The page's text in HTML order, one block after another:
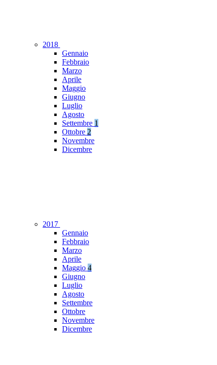
2018
Gennaio
Febbraio
Marzo
Aprile
Maggio
Giugno
Luglio
Agosto
Settembre 1
Ottobre 2
Novembre
Dicembre
2017
Gennaio
Febbraio
Marzo
Aprile
Maggio 4
Giugno
Luglio
Agosto
Settembre
Ottobre
Novembre
Dicembre